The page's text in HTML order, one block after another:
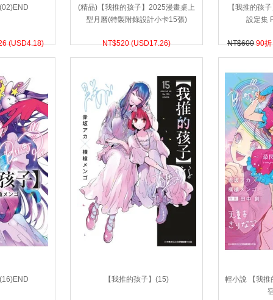
(USD4.18)
(精品)【我推的孩子】2025漫畫桌上
型月曆(特製附錄設計小卡15張)
NT$520 (USD17.26)
【我推的孩
設定集
NT$600 90
【我推的孩子】(15)
輕小說 【我